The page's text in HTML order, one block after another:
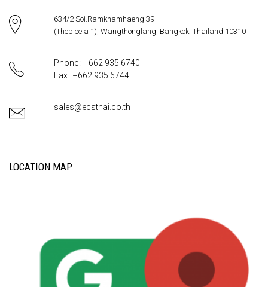
634/2 Soi.Ramkhamhaeng 39
(Thepleela 1), Wangthonglang, Bangkok, Thailand 10310
Phone : +662 935 6740
Fax : +662 935 6744
sales@ecsthai.co.th
LOCATION MAP